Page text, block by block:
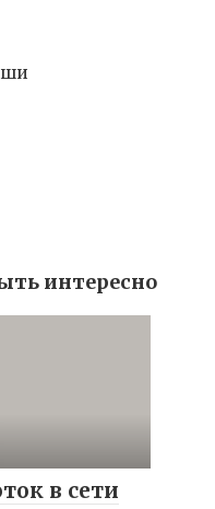
интересно
в сети